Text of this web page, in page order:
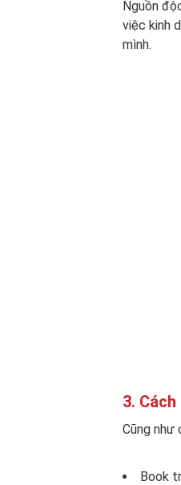
Nguồn
việc kinh
mình.
3.
Cũng như
Book